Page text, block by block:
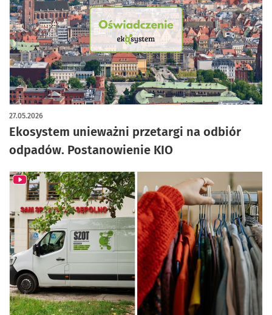
Ekosystem unieważni przetargi na odbiór
odpadów. Postanowienie KIO
27.05.2026